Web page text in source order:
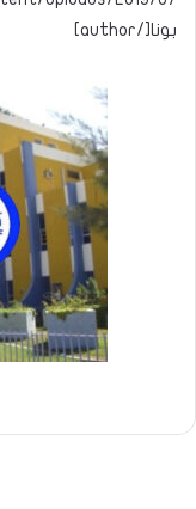
بونا[/author]